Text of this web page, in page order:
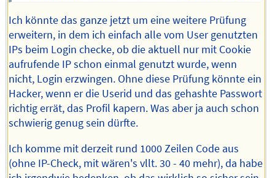
Ich könnte das ganze jetzt um eine weitere Prüfung
erweitern, in dem ich einfach alle vom User genutzten
IPs beim Login checke, ob die aktuell nur mit Cookie
aufrufende IP schon einmal genutzt wurde, wenn
nicht, Login erzwingen. Ohne diese Prüfung könnte ein
Hacker, wenn er die Userid und das gehashte Passwort
richtig errät, das Profil kapern. Was aber ja auch schon
schwierig genug sein dürfte.
Ich komme mit derzeit rund 1000 Zeilen Code aus
(ohne IP-Check, mit wären's vllt. 30 - 40 mehr), da habe